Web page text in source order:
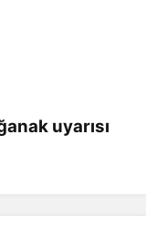
uyarısı